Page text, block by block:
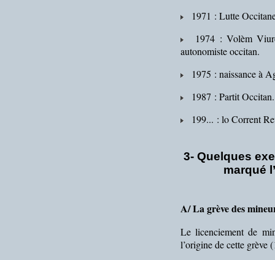
1971 : Lutte
1974 : Volèm
autonomiste occitan.
1975 : naissance à
1987 : Partit Occitan.
199... : lo Corrent
3- Quelques
marqué
A/ La grève des
Le licenciement de
l’origine de cette grève